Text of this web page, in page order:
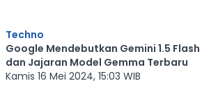
Techno
Google Mendebutkan Gemini 1.5 Flash
dan Jajaran Model Gemma Terbaru
Kamis 16 Mei 2024, 15:03 WIB